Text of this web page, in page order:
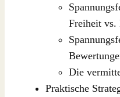
Freiheit vs.
Die
Praktische